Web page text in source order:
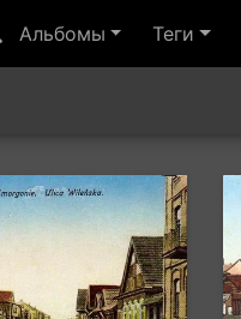
Альбомы Теги